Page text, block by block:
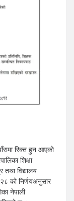
रिक्त हुन आएको
शिक्षा
विद्यालय
को निर्णयअनुसार
नेपाली